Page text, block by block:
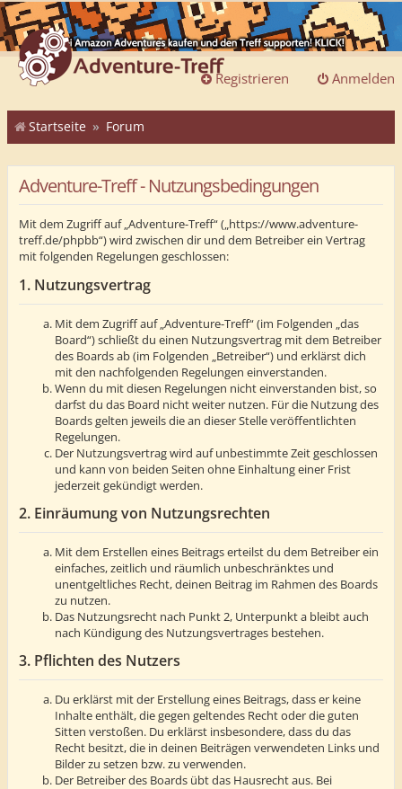
Anmelden
Registrieren
Startseite Forum
Adventure-Treff - Nutzungsbedingungen
Mit dem Zugriff auf „Adventure-Treff“ („https://www.adventure-
treff.de/phpbb“) wird zwischen dir und dem Betreiber ein Vertrag
mit folgenden Regelungen geschlossen:
1. Nutzungsvertrag
Mit dem Zugriff auf „Adventure-Treff“ (im Folgenden „das
Board“) schließt du einen Nutzungsvertrag mit dem Betreiber
des Boards ab (im Folgenden „Betreiber“) und erklärst dich
mit den nachfolgenden Regelungen einverstanden.
Wenn du mit diesen Regelungen nicht einverstanden bist, so
darfst du das Board nicht weiter nutzen. Für die Nutzung des
Boards gelten jeweils die an dieser Stelle veröffentlichten
Regelungen.
Der Nutzungsvertrag wird auf unbestimmte Zeit geschlossen
und kann von beiden Seiten ohne Einhaltung einer Frist
jederzeit gekündigt werden.
2. Einräumung von Nutzungsrechten
Mit dem Erstellen eines Beitrags erteilst du dem Betreiber ein
einfaches, zeitlich und räumlich unbeschränktes und
unentgeltliches Recht, deinen Beitrag im Rahmen des Boards
zu nutzen.
Das Nutzungsrecht nach Punkt 2, Unterpunkt a bleibt auch
nach Kündigung des Nutzungsvertrages bestehen.
3. Pflichten des Nutzers
Du erklärst mit der Erstellung eines Beitrags, dass er keine
Inhalte enthält, die gegen geltendes Recht oder die guten
Sitten verstoßen. Du erklärst insbesondere, dass du das
Recht besitzt, die in deinen Beiträgen verwendeten Links und
Bilder zu setzen bzw. zu verwenden.
Der Betreiber des Boards übt das Hausrecht aus. Bei